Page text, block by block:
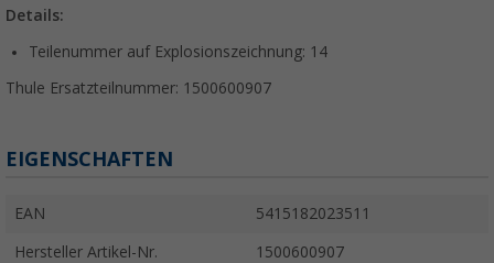
Details:
Teilenummer auf Explosionszeichnung: 14
Thule Ersatzteilnummer: 1500600907
EIGENSCHAFTEN
EAN 5415182023511
Hersteller Artikel-Nr. 1500600907